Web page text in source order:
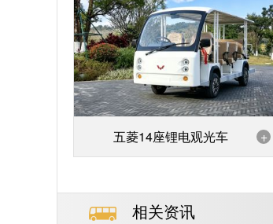
五菱14座锂电观光车 +
相关资讯